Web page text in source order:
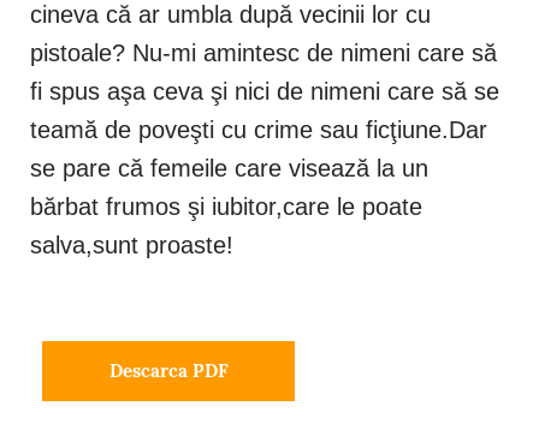
cineva că ar umbla după vecinii lor cu
pistoale? Nu-mi amintesc de nimeni care să
fi spus aşa ceva şi nici de nimeni care să se
teamă de poveşti cu crime sau ficţiune.Dar
se pare că femeile care visează la un
bărbat frumos şi iubitor,care le poate
salva,sunt proaste!
Descarca PDF